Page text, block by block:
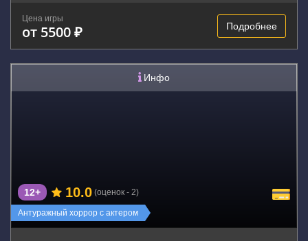
Цена игры
от 5500 ₽ Подробнее
Инфо
Антуражный хоррор с актером
12+ 10.0 (оценок - 2)